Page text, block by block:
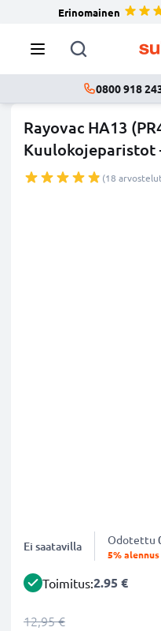
Erinomainen
0800 918
Rayovac HA13
Kuulokojeparistot
(18
Ei saatavilla Odotettu
5% alennus
Toimitus:2.95 €
12,95 €